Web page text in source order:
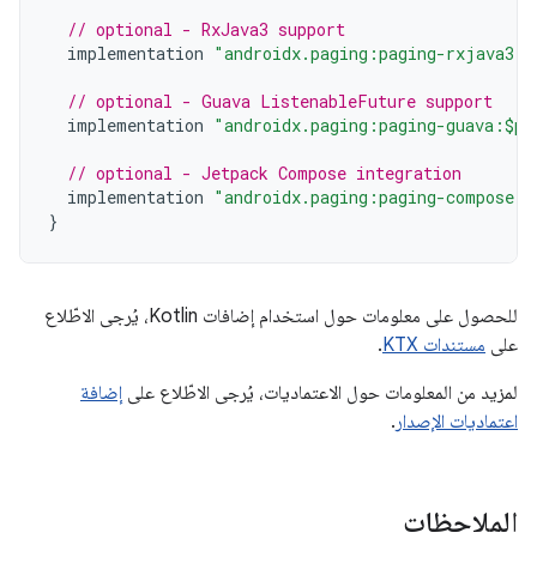
// optional - RxJava3 support
implementation "androidx.paging:paging-
// optional - Guava ListenableFuture support
implementation "androidx.paging:paging-
// optional - Jetpack Compose integration
implementation "androidx.paging:paging-
}
للحصول على معلومات حول استخدام إضافات Kotlin، يُرجى الاطّلاع
على مستندات KTX
.
لمزيد من المعلومات حول الاعتماديات، يُرجى الاطّلاع على إضافة
اعتماديات الإصدار .
الملاحظات